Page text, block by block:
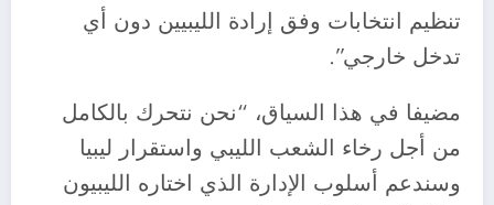
تنظيم انتخابات وفق إرادة الليبيين دون أي
تدخل خارجي”.
مضيفا في هذا السياق، “نحن نتحرك بالكامل
من أجل رخاء الشعب الليبي واستقرار ليبيا
وسندعم أسلوب الإدارة الذي اختاره الليبيون